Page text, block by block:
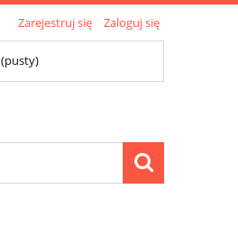
Zarejestruj się Zaloguj się
(pusty)